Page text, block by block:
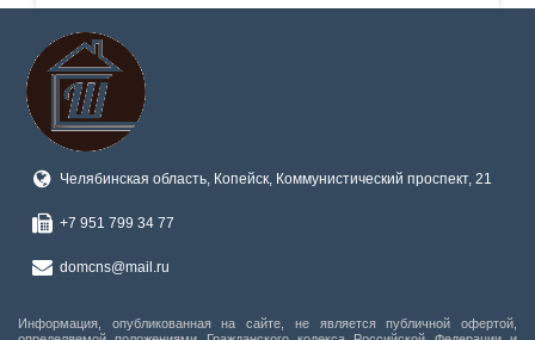
Челябинская область, Копейск, Коммунистический проспект, 21
+7 951 799 34 77
domcns@mail.ru
Информация, опубликованная на сайте, не является публичной офертой,